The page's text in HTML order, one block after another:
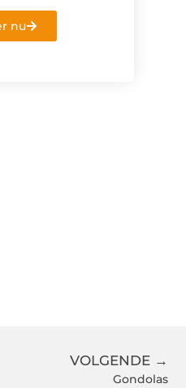
nu
VOLGENDE →
Gondolas